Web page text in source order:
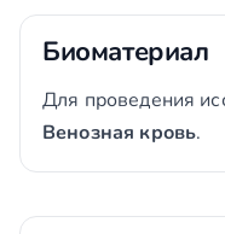
Биоматериал
Для проведения
Венозная кровь.